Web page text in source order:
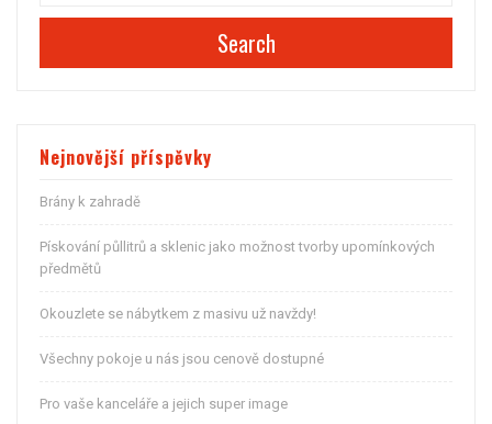
Search
Nejnovější příspěvky
Brány k zahradě
Pískování půllitrů a sklenic jako možnost tvorby upomínkových
předmětů
Okouzlete se nábytkem z masivu už navždy!
Všechny pokoje u nás jsou cenově dostupné
Pro vaše kanceláře a jejich super image